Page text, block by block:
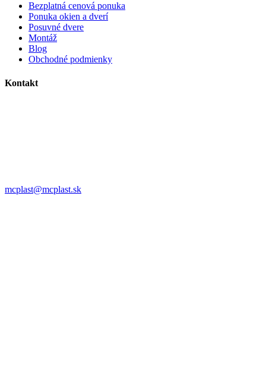
Bezplatná cenová ponuka
Ponuka okien a dverí
Posuvné dvere
Montáž
Blog
Obchodné podmienky
Kontakt
mcplast@mcplast.sk